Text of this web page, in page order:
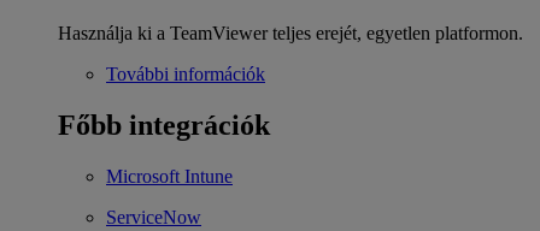
Használja ki a TeamViewer teljes erejét, egyetlen platformon.
További információk
Főbb integrációk
Microsoft Intune
ServiceNow